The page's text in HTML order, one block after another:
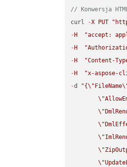
// Konwersja
curl
-X PUT
- H
"accept:
- H
- H
"Content-
- H
"x-aspose-
-d "{\" FileName
\"
\"
\"
\"
\"
\"